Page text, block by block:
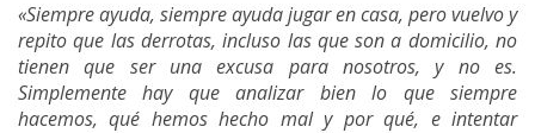
«Siempre ayuda, siempre ayuda jugar en casa, pero vuelvo y
repito que las derrotas, incluso las que son a domicilio, no
tienen que ser una excusa para nosotros, y no es.
Simplemente hay que analizar bien lo que siempre
hacemos, qué hemos hecho mal y por qué, e intentar